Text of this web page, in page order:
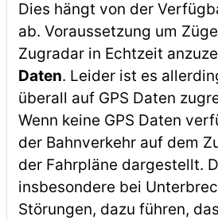
Dies hängt von der
ab. Voraussetzung um
Zugradar in Echtzeit
Daten. Leider ist es
überall auf GPS Daten
Wenn keine GPS Daten
der Bahnverkehr auf dem
der Fahrpläne dargestellt.
insbesondere bei
Störungen, dazu führen,